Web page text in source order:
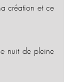
création et ce
nuit de pleine